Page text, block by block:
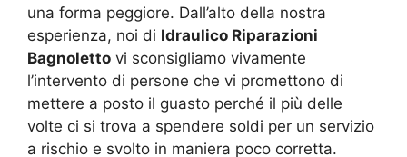
una forma peggiore. Dall’alto della nostra
esperienza, noi di Idraulico Riparazioni
Bagnoletto vi sconsigliamo vivamente
l’intervento di persone che vi promettono di
mettere a posto il guasto perché il più delle
volte ci si trova a spendere soldi per un servizio
a rischio e svolto in maniera poco corretta.